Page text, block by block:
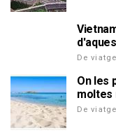
De viatge
On les
moltes
De viatge